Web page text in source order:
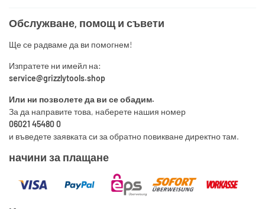
Обслужване, помощ и съвети
Ще се радваме да ви помогнем!
Изпратете ни имейл на:
service@grizzlytools.shop
Или ни позволете да ви се обадим.
За да направите това, наберете нашия номер
06021 45480 0
и въведете заявката си за обратно повикване директно там.
начини за плащане